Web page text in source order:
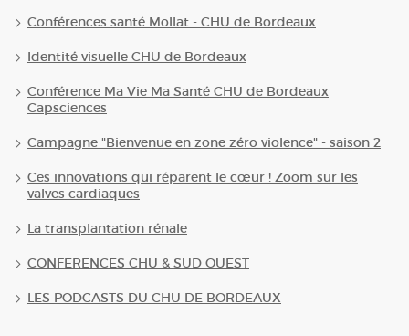
Conférences santé Mollat - CHU de Bordeaux
Identité visuelle CHU de Bordeaux
Conférence Ma Vie Ma Santé CHU de Bordeaux
Capsciences
Campagne "Bienvenue en zone zéro violence" - saison 2
Ces innovations qui réparent le cœur ! Zoom sur les
valves cardiaques
La transplantation rénale
CONFERENCES CHU & SUD OUEST
LES PODCASTS DU CHU DE BORDEAUX